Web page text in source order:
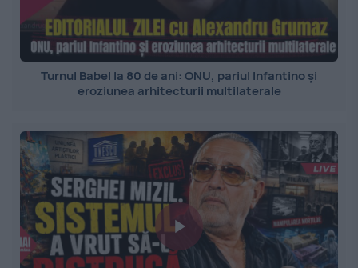
Turnul Babel la 80 de ani: ONU, pariul Infantino și
eroziunea arhitecturii multilaterale